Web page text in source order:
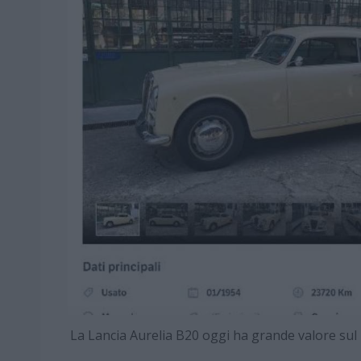
La Lancia Aurelia B20 oggi ha grande valore